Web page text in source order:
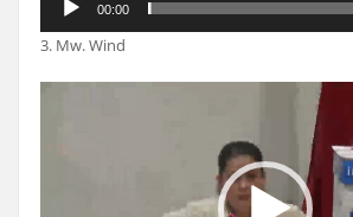
00:00
3. Mw. Wind